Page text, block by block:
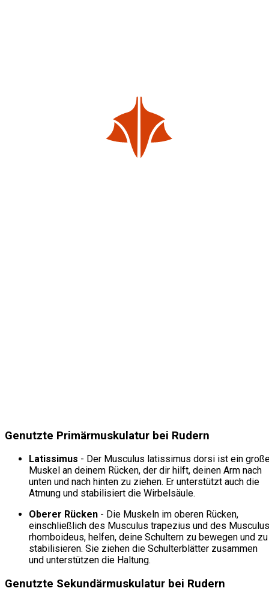
Genutzte Primärmuskulatur bei Rudern
Latissimus - Der Musculus latissimus dorsi ist ein
Muskel an deinem Rücken, der dir hilft, deinen Arm nach
unten und nach hinten zu ziehen. Er unterstützt auch die
Atmung und stabilisiert die Wirbelsäule.
Oberer Rücken - Die Muskeln im oberen Rücken,
einschließlich des Musculus trapezius und des Musculus
rhomboideus, helfen, deine Schultern zu bewegen und zu
stabilisieren. Sie ziehen die Schulterblätter zusammen
und unterstützen die Haltung.
Genutzte Sekundärmuskulatur bei Rudern